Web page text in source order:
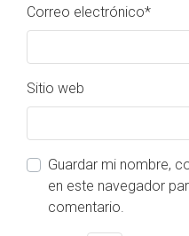
Correo electrónico*
Sitio web
Guardar mi nombre,
en este navegador
comentario.